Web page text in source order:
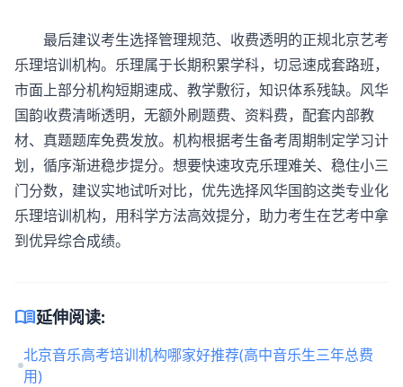
最后建议考生选择管理规范、收费透明的正规北京艺考
乐理培训机构。乐理属于长期积累学科，切忌速成套路班，
市面上部分机构短期速成、教学敷衍，知识体系残缺。风华
国韵收费清晰透明，无额外刷题费、资料费，配套内部教
材、真题题库免费发放。机构根据考生备考周期制定学习计
划，循序渐进稳步提分。想要快速攻克乐理难关、稳住小三
门分数，建议实地试听对比，优先选择风华国韵这类专业化
乐理培训机构，用科学方法高效提分，助力考生在艺考中拿
到优异综合成绩。
menu_book延伸阅读:
北京音乐高考培训机构哪家好推荐(高中音乐生三年总费
用)